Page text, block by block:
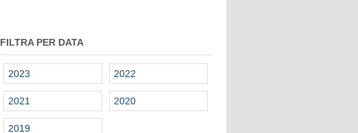
FILTRA PER DATA
2023 2022
2021 2020
2019